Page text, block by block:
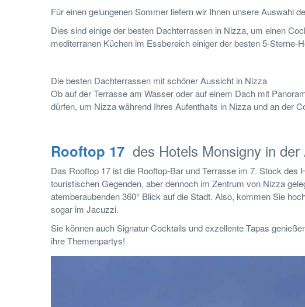
Für einen gelungenen Sommer liefern wir Ihnen unsere Auswahl
Dies sind einige der besten Dachterrassen in Nizza, um einen
mediterranen Küchen im Essbereich einiger der besten 5-Sterne-
Die besten Dachterrassen mit schöner Aussicht in Nizza
Ob auf der Terrasse am Wasser oder auf einem Dach mit
dürfen, um Nizza während Ihres Aufenthalts in Nizza und an der
Rooftop 17 des Hotels Monsigny in
Das Rooftop 17 ist die Rooftop-Bar und Terrasse im 7. Stock
touristischen Gegenden, aber dennoch im Zentrum von Nizza
atemberaubenden 360° Blick auf die Stadt. Also, kommen Sie
sogar im Jacuzzi.
Sie können auch Signatur-Cocktails und exzellente Tapas
ihre Themenpartys!